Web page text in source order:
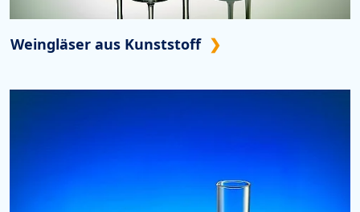
Weingläser aus Kunststoff